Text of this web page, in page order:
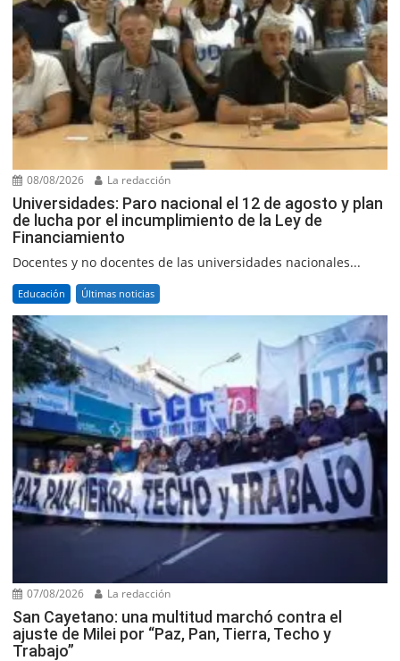
08/08/2026 La redacción
Universidades: Paro nacional el 12 de agosto y plan
de lucha por el incumplimiento de la Ley de
Financiamiento
Docentes y no docentes de las universidades nacionales...
Educación Últimas noticias
07/08/2026 La redacción
San Cayetano: una multitud marchó contra el
ajuste de Milei por “Paz, Pan, Tierra, Techo y
Trabajo”